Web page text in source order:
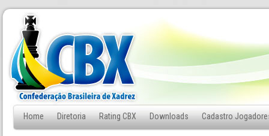
Home Diretoria Rating CBX Downloads Cadastro